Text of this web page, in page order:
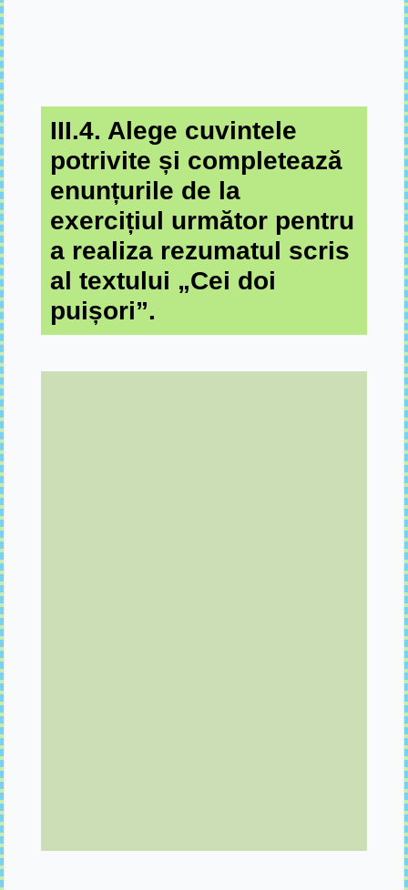
III.4. Alege cuvintele
potrivite și completează
enunțurile de la
exercițiul următor pentru
a realiza rezumatul scris
al textului „Cei doi
puișori”.